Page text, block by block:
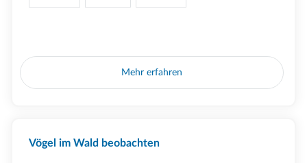
Mehr erfahren
Vögel im Wald beobachten